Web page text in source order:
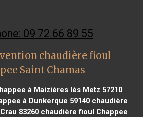
09 72 66 89 55
chaudière fioul
Saint Chamas
à Maizières lès Metz 57210
à Dunkerque 59140chaudière
83260 chaudière fioul Chappee